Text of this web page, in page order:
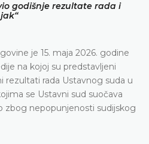
godišnje rezultate rada i
je 15. maja 2026. godine
na kojoj su predstavljeni
rezultati rada Ustavnog suda u
se Ustavni sud suočava
zbog nepopunjenosti sudijskog